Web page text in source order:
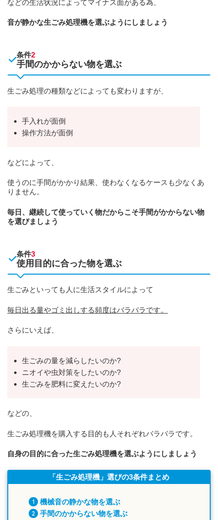
などの生活状況によってマイナス面がある為、
音が静かな生ごみ処理機を選ぶようにしましょう
条件2
手間のかからない物を選ぶ
生ごみ処理の種類などによっても変わりますが、
手入れが面倒
操作方法が面倒
などによって、
使うのに手間がかかり結果、使わなくなるケースも少なくあ
りません。
毎日、継続して使っていく物だからこそ手間がかからない物
を選びましょう
条件3
使用目的に合った物を選ぶ
生ごみといっても人に生活スタイルによって
毎日出る量やゴミ出しする頻度はバラバラです。
さらにいえば、
生ごみの量を減らしたいのか?
ニオイや虫対策をしたいのか?
生ごみを肥料に変えたいのか?
などの、
生ごみ処理機を購入する目的も人それぞれバラバラです。
自身の目的に合った生ごみ処理機を選ぶようにしましょう
「生ごみ処理機」選びの3条件まとめ
機械音の静かな物を選ぶ
手間のかからない物を選ぶ